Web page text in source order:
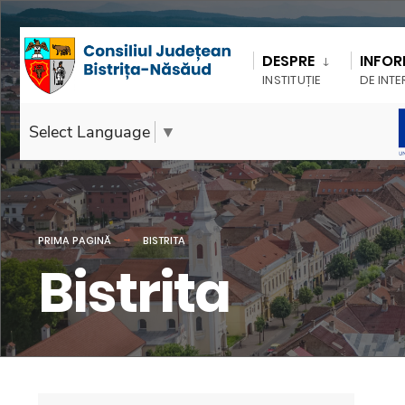
DESPRE
INSTITUȚIE DE
Select Language ▼
PRIMA PAGINĂ BISTRITA
Bistrita